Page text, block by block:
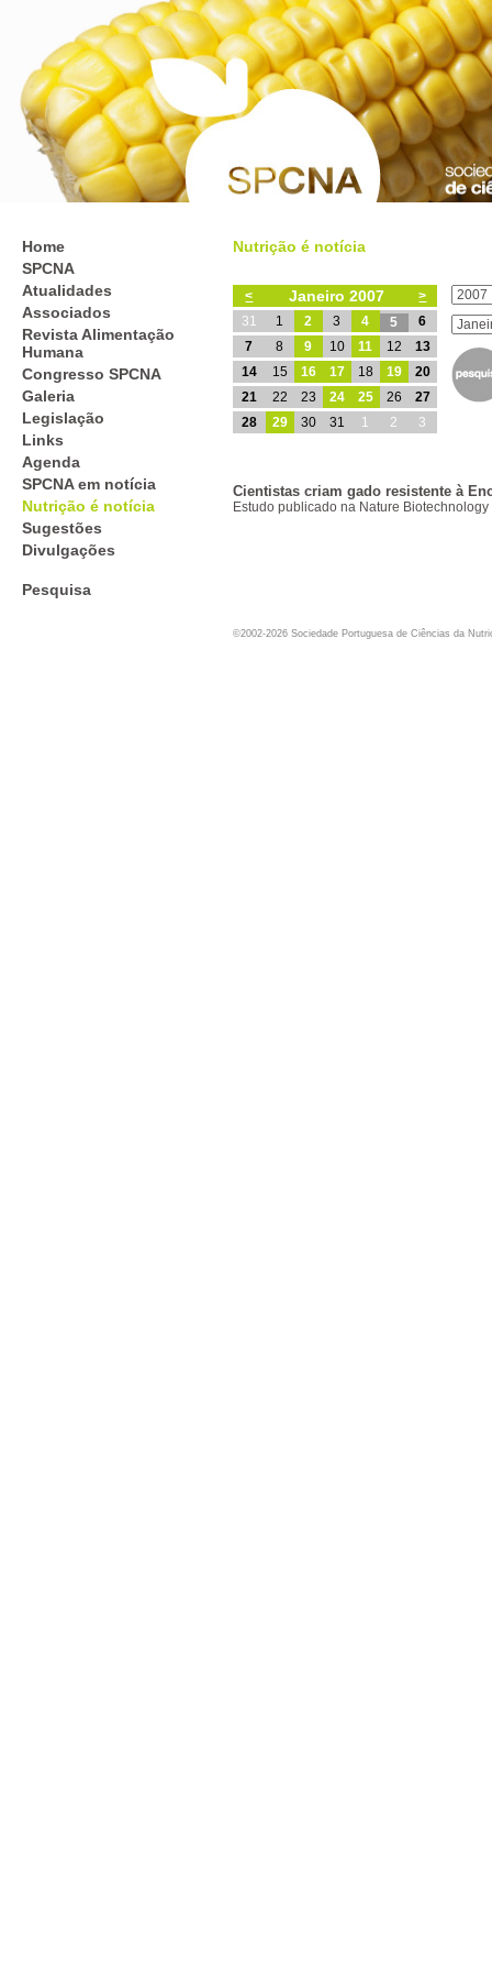
Home
SPCNA
Atualidades
Associados
Revista Alimentação
Humana
Congresso SPCNA
Galeria
Legislação
Links
Agenda
SPCNA em notícia
Nutrição é notícia
Sugestões
Divulgações
Pesquisa
Nutrição é notícia
< Janeiro 2007
>
31
1 2 3 4 5
6
7
8 9 10 11 12
13
14
15 16 17 18 19
20
21
22 23 24 25 26
27
28
29 30 31 1 2 3
Cientistas criam gado resistente à
Estudo publicado na Nature Biotechnology
©2002-2026 Sociedade Portuguesa de Ciências da